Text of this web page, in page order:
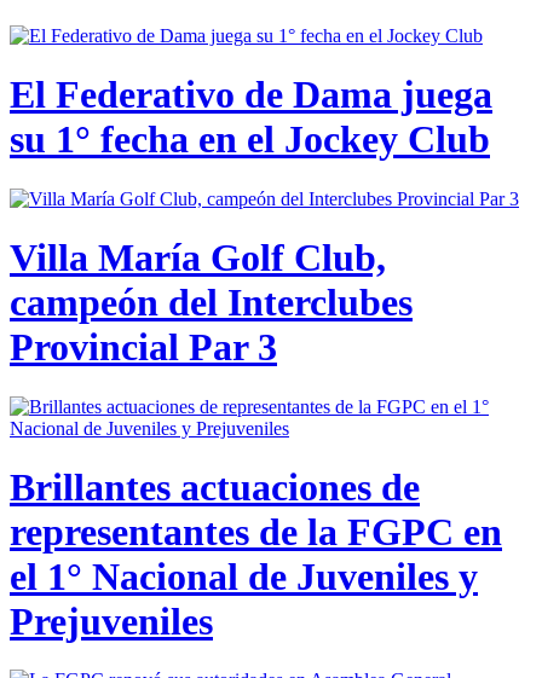
El Federativo de Dama juega
su 1° fecha en el Jockey Club
Villa María Golf Club,
campeón del Interclubes
Provincial Par 3
Brillantes actuaciones de
representantes de la FGPC en
el 1° Nacional de Juveniles y
Prejuveniles